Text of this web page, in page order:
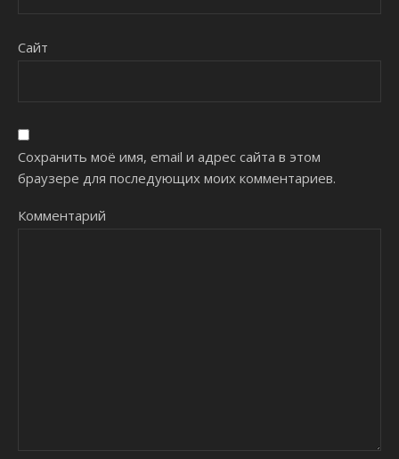
Сайт
Сохранить моё имя, email и адрес сайта в этом
браузере для последующих моих комментариев.
Комментарий